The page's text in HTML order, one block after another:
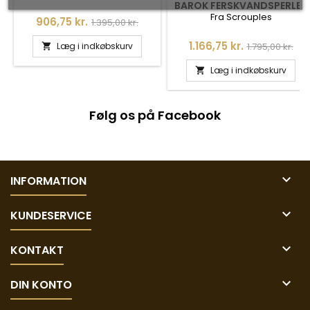
Pris
906,75 kr. Normalpris
1.395,00 kr.
 Læg i indkøbskurv
BAROK FERSKVANDSPERLER
- 118923
Fra Scrouples
Pris
1.166,75 kr. Normalpris
1.795,00 kr.
 Læg i indkøbskurv
Følg os på Facebook
INFORMATION 
KUNDESERVICE 
KONTAKT 
DIN KONTO 